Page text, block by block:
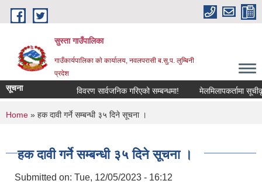
Skip to main content
सुस्ता गाउँपालिका
गाउँकार्यपालिका काे कार्यालय, नवलपरासी ब.सु.प. लुम्बिनी
प्रदेश
सूचना विवरण सार्वजनिक गरिएको सम्बन्धमा! मेलमिलापकर्तामा
You are here
Home » हक दावी गर्ने सम्बन्धी ३५ दिने सूचना ।
हक दावी गर्ने सम्बन्धी ३५ दिने सूचना ।
Submitted on: Tue, 12/05/2023 - 16:12